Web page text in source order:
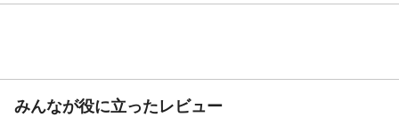
みんなが役に立ったレビュー